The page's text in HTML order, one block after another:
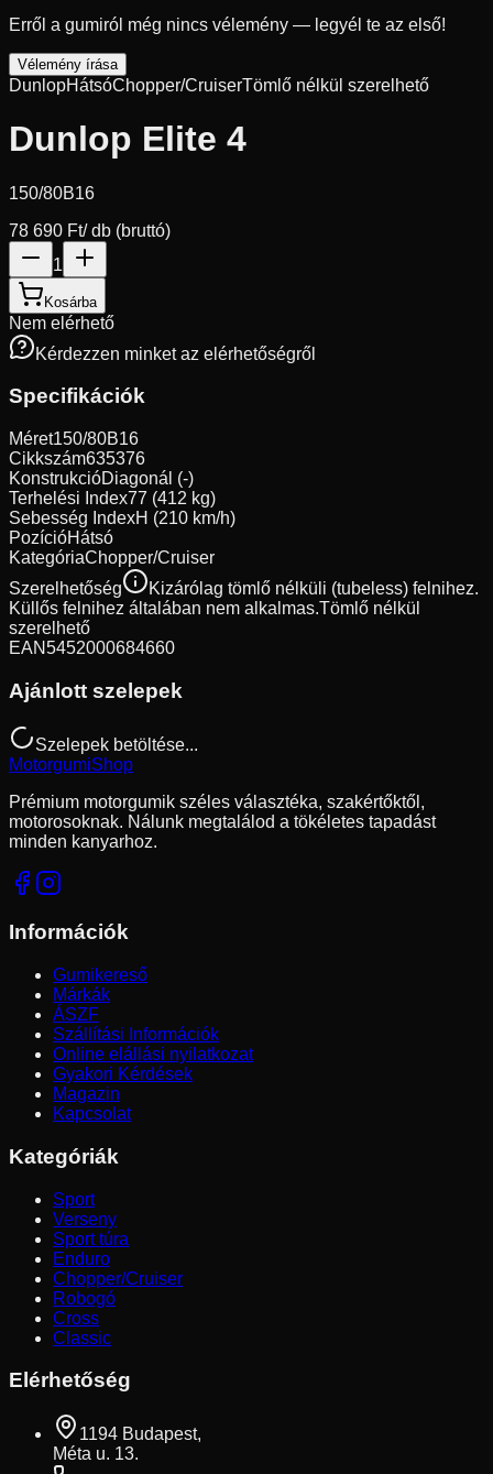
Erről a gumiról még nincs vélemény — legyél te az első!
Vélemény írása
DunlopHátsóChopper/CruiserTömlő nélkül szerelhető
Dunlop Elite 4
150/80B16
78 690 Ft/ db (bruttó)
1
Kosárba
Nem elérhető
Kérdezzen minket az elérhetőségről
Specifikációk
Méret150/80B16
Cikkszám635376
KonstrukcióDiagonál (-)
Terhelési Index77 (412 kg)
Sebesség IndexH (210 km/h)
PozícióHátsó
KategóriaChopper/Cruiser
Szerelhetőség
Kizárólag tömlő nélküli (tubeless) felnihez.
Küllős felnihez általában nem alkalmas.Tömlő nélkül
szerelhető
EAN5452000684660
Ajánlott szelepek
Szelepek betöltése...
MotorgumiShop
Prémium motorgumik széles választéka, szakértőktől,
motorosoknak. Nálunk megtalálod a tökéletes tapadást
minden kanyarhoz.
Információk
Gumikereső
Márkák
ÁSZF
Szállítási Információk
Online elállási nyilatkozat
Gyakori Kérdések
Magazin
Kapcsolat
Kategóriák
Sport
Verseny
Sport túra
Enduro
Chopper/Cruiser
Robogó
Cross
Classic
Elérhetőség
1194 Budapest,
Méta u. 13.